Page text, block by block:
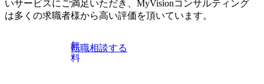
ている方や情報収集を行いたい方のご参加も歓迎です。更
ンサルタントも登壇しますので、当社へ気になることや転
職後のご不安な事はその場でご質問いただけますので、ぜ
いサービスにご満足いただき、MyVisionコンサルティング
は多くの求職者様から高い評価を頂いています。
無
料
転職相談する